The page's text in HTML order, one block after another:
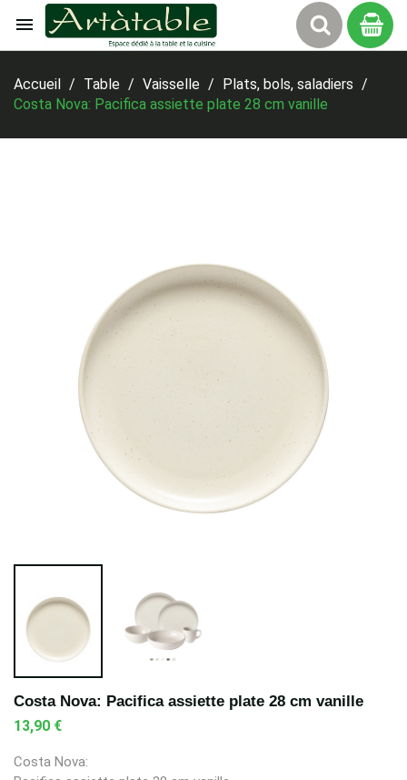

Accueil
Table Vaisselle
Plats, bols, saladiers
Costa Nova: Pacifica assiette plate 28 cm vanille
Costa Nova: Pacifica assiette plate 28 cm vanille
13,90 €
Costa Nova: